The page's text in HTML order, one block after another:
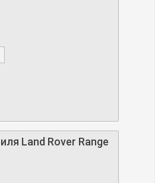
Land Rover Range